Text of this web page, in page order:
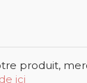
produit,
ici